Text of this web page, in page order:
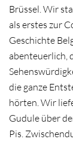
Brüssel. Wir
als erstes zur
Geschichte
abenteuerlich,
die ganze
hörten. Wir
Gudule über
Pis.